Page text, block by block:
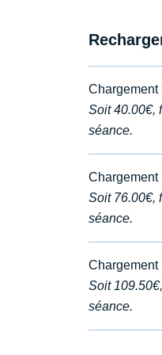
Chargement
Soit 40.00€,
séance.
Chargement
Soit 76.00€,
séance.
Chargement
Soit
séance.